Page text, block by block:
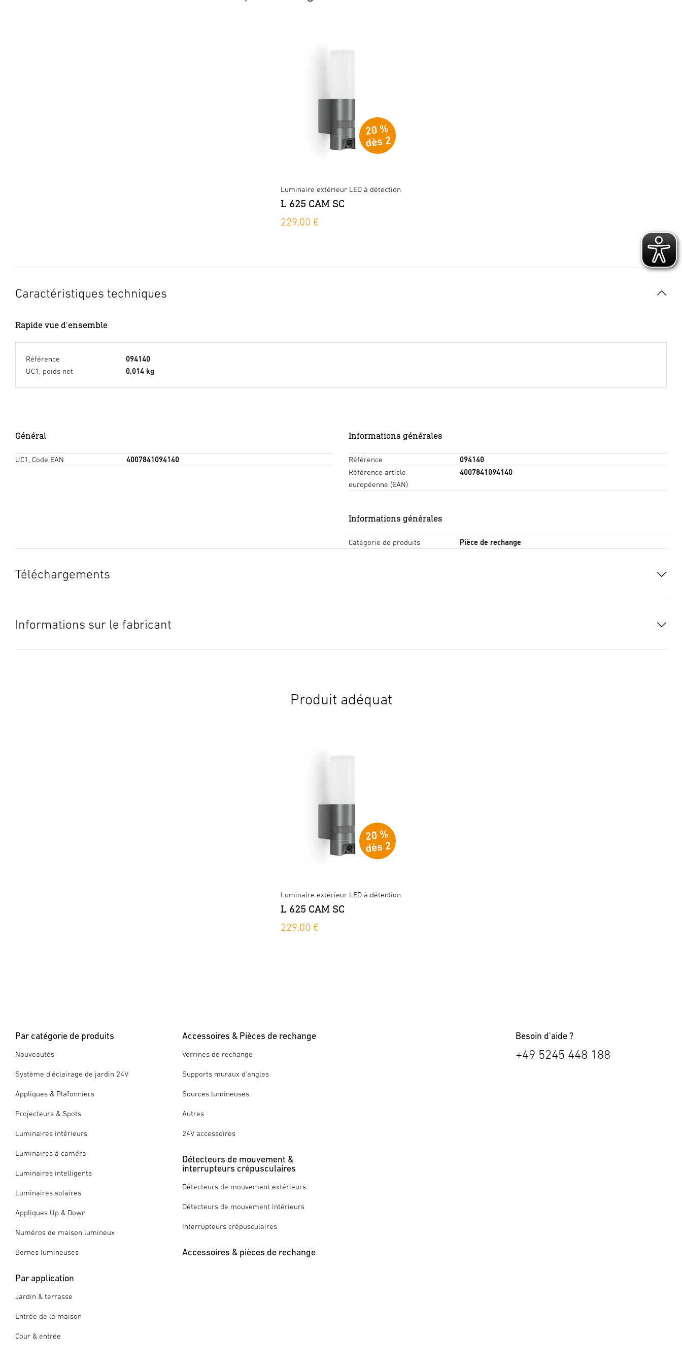
Luminaire extérieur LED à détection
L 625 CAM SC
229,00 €
Caractéristiques techniques
Rapide vue d'ensemble
Référence
094140
UC1, poids net
0,014 kg
Général
UC1, Code EAN 4007841094140
Informations générales
Référence
094140
Référence article
européenne (EAN)
4007841094140
Informations générales
Catègorie de produits Pièce de rechange
Téléchargements
Informations sur le fabricant
Produit adéquat
Luminaire extérieur LED à détection
L 625 CAM SC
229,00 €
Par catégorie de produits
Nouveautés
Système d'éclairage de jardin 24V
Appliques & Plafonniers
Projecteurs & Spots
Luminaires intérieurs
Luminaires à caméra
Luminaires intelligents
Luminaires solaires
Appliques Up & Down
Numéros de maison lumineux
Bornes lumineuses
Par application
Jardin & terrasse
Entrée de la maison
Cour & entrée
Accessoires & Pièces de rechange
Verrines de rechange
Supports muraux d'angles
Sources lumineuses
Autres
24V accessoires
Détecteurs de mouvement &
interrupteurs crépusculaires
Détecteurs de mouvement extérieurs
Détecteurs de mouvement intérieurs
Interrupteurs crépusculaires
Accessoires & pièces de rechange
Besoin d'aide ?
+49 5245 448 188